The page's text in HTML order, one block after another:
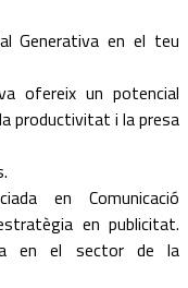
Generativa en el teu
ofereix un potencial
productivitat i la presa
en Comunicació
en publicitat.
en el sector de la